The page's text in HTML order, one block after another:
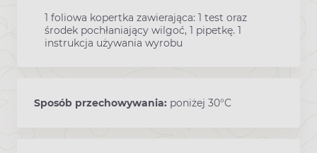
1 foliowa kopertka zawierająca: 1 test oraz
środek pochłaniający wilgoć, 1 pipetkę. 1
instrukcja używania wyrobu
Sposób przechowywania: poniżej 30°C